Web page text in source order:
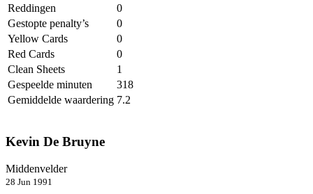
Reddingen
0
Gestopte penalty’s
0
Yellow Cards
0
Red Cards
0
Clean Sheets
1
Gespeelde minuten
318
Gemiddelde waardering 7.2
Kevin De Bruyne
Middenvelder
28 Jun 1991